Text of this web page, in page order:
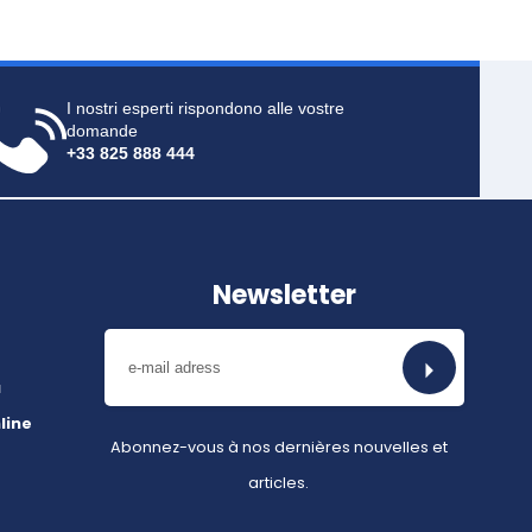
I nostri esperti rispondono alle vostre
domande
+33825 888 444
Newsletter
Abonnez-vous à nos dernières nouvelles et
articles.